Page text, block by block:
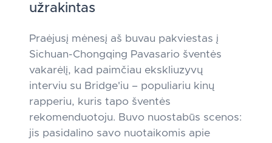
užrakintas
Praėjusį mėnesį aš buvau pakviestas į
Sichuan-Chongqing Pavasario šventės
vakarėlį, kad paimčiau ekskliuzyvų
interviu su Bridge'iu – populiariu kinų
rapperiu, kuris tapo šventės
rekomenduotoju. Buvo nuostabūs scenos:
jis pasidalino savo nuotaikomis apie